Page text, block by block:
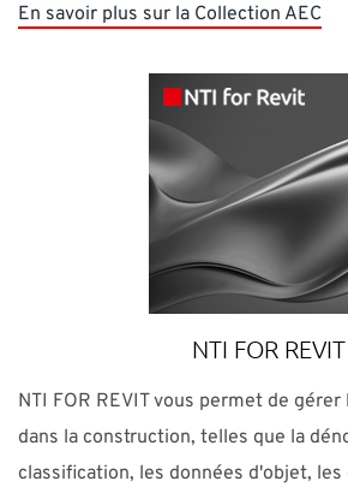
En savoir plus sur la Collection AEC
NTI FOR REVIT
NTI FOR REVIT vous permet de gérer
dans la construction, telles que la
classification, les données d'objet,